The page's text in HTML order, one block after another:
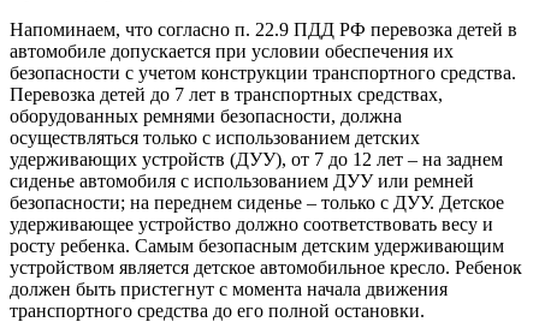
Напоминаем, что согласно п. 22.9 ПДД РФ перевозка детей в
автомобиле допускается при условии обеспечения их
безопасности с учетом конструкции транспортного средства.
Перевозка детей до 7 лет в транспортных средствах,
оборудованных ремнями безопасности, должна
осуществляться только с использованием детских
удерживающих устройств (ДУУ), от 7 до 12 лет – на заднем
сиденье автомобиля с использованием ДУУ или ремней
безопасности; на переднем сиденье – только с ДУУ. Детское
удерживающее устройство должно соответствовать весу и
росту ребенка. Самым безопасным детским удерживающим
устройством является детское автомобильное кресло. Ребенок
должен быть пристегнут с момента начала движения
транспортного средства до его полной остановки.